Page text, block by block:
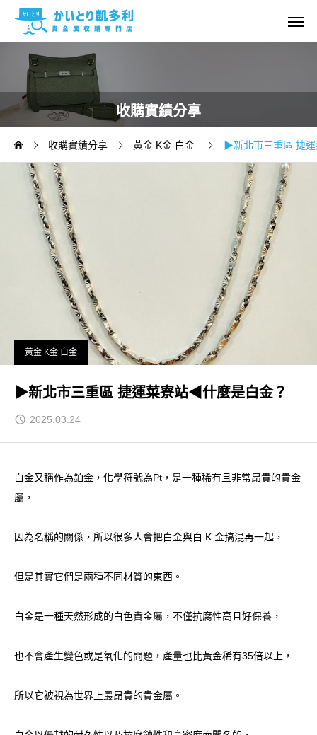
收購實績分享
收購實績分享 黃金 K金 白金 ▶新北市三重區 捷
黃金 K金 白金
▶新北市三重區 捷運菜寮站◀什麼是白金？
2025.03.24
白金又稱作為鉑金，化學符號為Pt，是一種稀有且非常昂貴的貴金
屬，
因為名稱的關係，所以很多人會把白金與白 K 金搞混再一起，
但是其實它們是兩種不同材質的東西。
白金是一種天然形成的白色貴金屬，不僅抗腐性高且好保養，
也不會產生變色或是氧化的問題，產量也比黃金稀有35倍以上，
所以它被視為世界上最昂貴的貴金屬。